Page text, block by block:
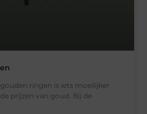
ringen is iets moeilijker
prijzen van goud. Bij de